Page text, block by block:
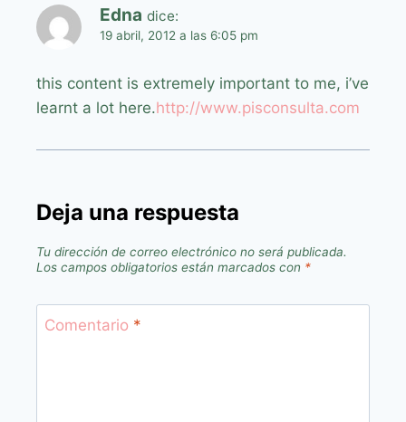
Edna dice:
19 abril, 2012 a las 6:05 pm
this content is extremely important to me, i’ve
learnt a lot here.http://www.pisconsulta.com
Deja una respuesta
Tu dirección de correo electrónico no será publicada.
Los campos obligatorios están marcados con *
Comentario *